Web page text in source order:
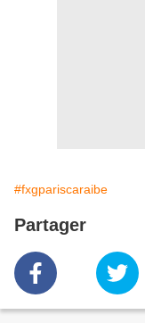
#fxgpariscaraibe
Partager